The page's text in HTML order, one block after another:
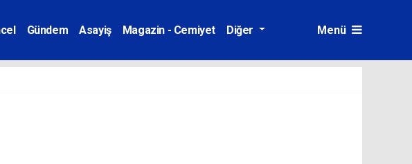
Gündem Asayiş Magazin - Cemiyet Diğer Menü